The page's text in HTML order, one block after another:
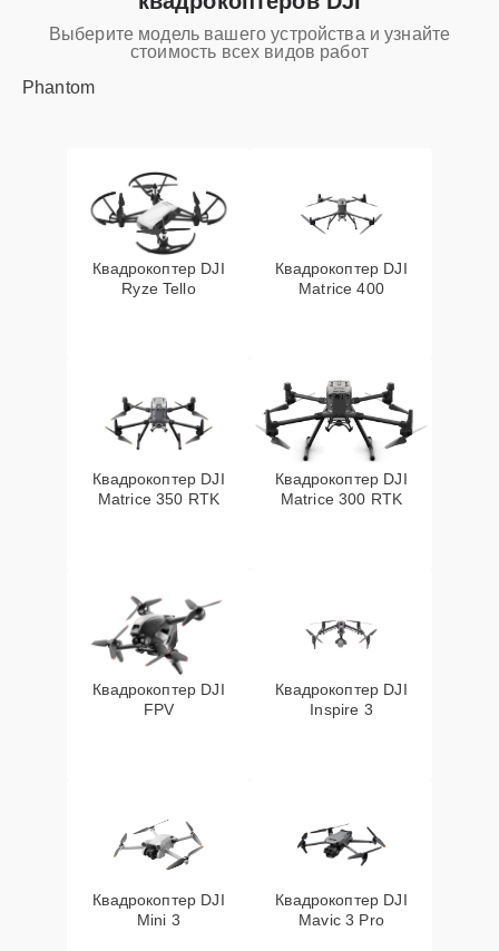
Выберите модель вашего устройства и узнайте
стоимость всех видов работ
Phantom
Квадрокоптер DJI
Ryze Tello
Квадрокоптер DJI
Matrice 400
Квадрокоптер DJI
Matrice 350 RTK
Квадрокоптер DJI
Matrice 300 RTK
Квадрокоптер DJI
FPV
Квадрокоптер DJI
Inspire 3
Квадрокоптер DJI
Mini 3
Квадрокоптер DJI
Mavic 3 Pro